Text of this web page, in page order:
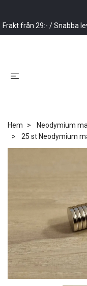
Frakt från 29:- / Snabba
Hem Neodymium
25 st Neodymium